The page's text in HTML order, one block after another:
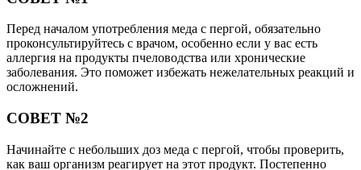
Перед началом употребления меда с пергой, обязательно
проконсультируйтесь с врачом, особенно если у вас есть
аллергия на продукты пчеловодства или хронические
заболевания. Это поможет избежать нежелательных реакций и
осложнений.
СОВЕТ №2
Начинайте с небольших доз меда с пергой, чтобы проверить,
как ваш организм реагирует на этот продукт. Постепенно